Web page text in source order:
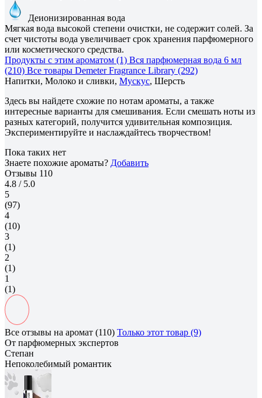
Деионизированная вода
Мягкая вода высокой степени очистки, не содержит солей. За
счет чистоты вода увеличивает срок хранения парфюмерного
или косметического средства.
Продукты с этим ароматом (1) Вся парфюмерная вода 6 мл
(210) Все товары Demeter Fragrance Library (292)
Напитки, Молоко и сливки, Мускус, Шерсть
Здесь вы найдете схожие по нотам ароматы, а также
интересные варианты для смешивания. Если смешать ноты из
разных категорий, получится удивительная композиция.
Экспериментируйте и наслаждайтесь творчеством!
Пока таких нет
Знаете похожие ароматы? Добавить
Отзывы 110
4.8 / 5.0
5
(97)
4
(10)
3
(1)
2
(1)
1
(1)
Все отзывы на аромат (110) Только этот товар (9)
От парфюмерных экспертов
Степан
Непоколебимый романтик